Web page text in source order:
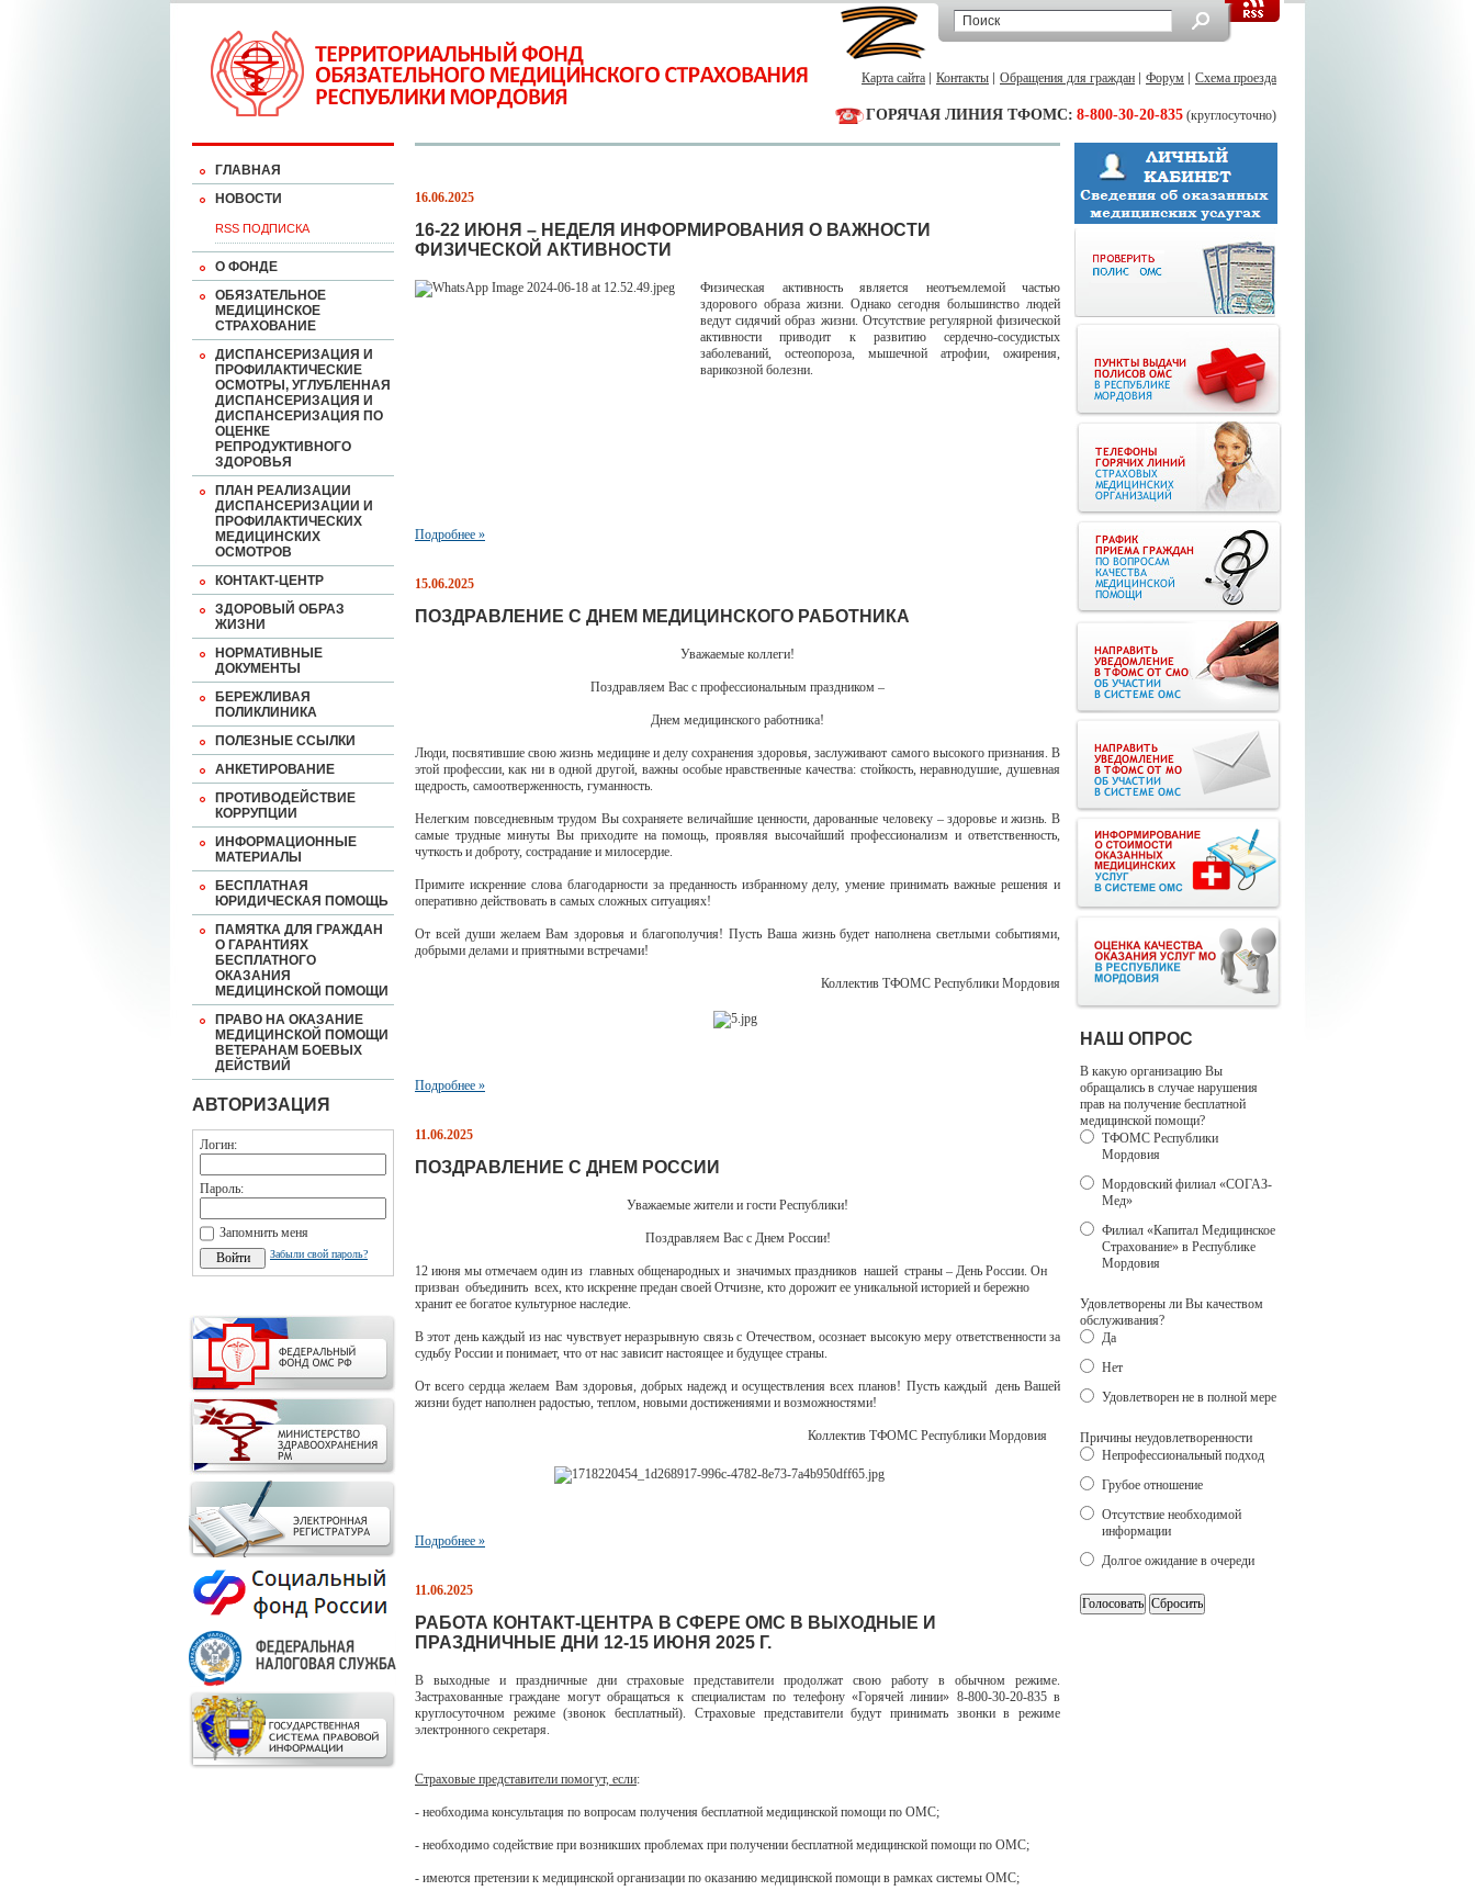
Карта сайта Контакты Обращения для граждан Форум Схема проезда
ГОРЯЧАЯ ЛИНИЯ ТФОМС: 8-800-30-20-835 (круглосуточно)
ГЛАВНАЯ
НОВОСТИ
RSS ПОДПИСКА
О ФОНДЕ
ОБЯЗАТЕЛЬНОЕ
МЕДИЦИНСКОЕ
СТРАХОВАНИЕ
ДИСПАНСЕРИЗАЦИЯ И
ПРОФИЛАКТИЧЕСКИЕ
ОСМОТРЫ, УГЛУБЛЕННАЯ
ДИСПАНСЕРИЗАЦИЯ И
ДИСПАНСЕРИЗАЦИЯ ПО
ОЦЕНКЕ
РЕПРОДУКТИВНОГО
ЗДОРОВЬЯ
ПЛАН РЕАЛИЗАЦИИ
ДИСПАНСЕРИЗАЦИИ И
ПРОФИЛАКТИЧЕСКИХ
МЕДИЦИНСКИХ
ОСМОТРОВ
КОНТАКТ-ЦЕНТР
ЗДОРОВЫЙ ОБРАЗ
ЖИЗНИ
НОРМАТИВНЫЕ
ДОКУМЕНТЫ
БЕРЕЖЛИВАЯ
ПОЛИКЛИНИКА
ПОЛЕЗНЫЕ ССЫЛКИ
АНКЕТИРОВАНИЕ
ПРОТИВОДЕЙСТВИЕ
КОРРУПЦИИ
ИНФОРМАЦИОННЫЕ
МАТЕРИАЛЫ
БЕСПЛАТНАЯ
ЮРИДИЧЕСКАЯ ПОМОЩЬ
ПАМЯТКА ДЛЯ ГРАЖДАН
О ГАРАНТИЯХ
БЕСПЛАТНОГО
ОКАЗАНИЯ
МЕДИЦИНСКОЙ ПОМОЩИ
ПРАВО НА ОКАЗАНИЕ
МЕДИЦИНСКОЙ ПОМОЩИ
ВЕТЕРАНАМ БОЕВЫХ
ДЕЙСТВИЙ
АВТОРИЗАЦИЯ
Логин:
Пароль:
Запомнить меня
Забыли свой пароль?
16.06.2025
16-22 ИЮНЯ – НЕДЕЛЯ ИНФОРМИРОВАНИЯ О ВАЖНОСТИ
ФИЗИЧЕСКОЙ АКТИВНОСТИ
Физическая активность является неотъемлемой частью
здорового образа жизни. Однако сегодня большинство людей
ведут сидячий образ жизни. Отсутствие регулярной физической
активности приводит к развитию сердечно-сосудистых
заболеваний, остеопороза, мышечной атрофии, ожирения,
варикозной болезни.
Подробнее »
15.06.2025
ПОЗДРАВЛЕНИЕ С ДНЕМ МЕДИЦИНСКОГО РАБОТНИКА
Уважаемые коллеги!
Поздравляем Вас с профессиональным праздником –
Днем медицинского работника!
Люди, посвятившие свою жизнь медицине и делу сохранения здоровья, заслуживают самого высокого признания. В
этой профессии, как ни в одной другой, важны особые нравственные качества: стойкость, неравнодушие, душевная
щедрость, самоотверженность, гуманность.
Нелегким повседневным трудом Вы сохраняете величайшие ценности, дарованные человеку – здоровье и жизнь. В
самые трудные минуты Вы приходите на помощь, проявляя высочайший профессионализм и ответственность,
чуткость и доброту, сострадание и милосердие.
Примите искренние слова благодарности за преданность избранному делу, умение принимать важные решения и
оперативно действовать в самых сложных ситуациях!
От всей души желаем Вам здоровья и благополучия! Пусть Ваша жизнь будет наполнена светлыми событиями,
добрыми делами и приятными встречами!
Коллектив ТФОМС Республики Мордовия
Подробнее »
11.06.2025
ПОЗДРАВЛЕНИЕ С ДНЕМ РОССИИ
Уважаемые жители и гости Республики!
Поздравляем Вас с Днем России!
12 июня мы отмечаем один из главных общенародных и значимых праздников нашей страны – День России. Он
призван объединить всех, кто искренне предан своей Отчизне, кто дорожит ее уникальной историей и бережно
хранит ее богатое культурное наследие.
В этот день каждый из нас чувствует неразрывную связь с Отечеством, осознает высокую меру ответственности за
судьбу России и понимает, что от нас зависит настоящее и будущее страны.
От всего сердца желаем Вам здоровья, добрых надежд и осуществления всех планов! Пусть каждый день Вашей
жизни будет наполнен радостью, теплом, новыми достижениями и возможностями!
Коллектив ТФОМС Республики Мордовия
Подробнее »
11.06.2025
РАБОТА КОНТАКТ-ЦЕНТРА В СФЕРЕ ОМС В ВЫХОДНЫЕ И
ПРАЗДНИЧНЫЕ ДНИ 12-15 ИЮНЯ 2025 Г.
В выходные и праздничные дни страховые представители продолжат свою работу в обычном режиме.
Застрахованные граждане могут обращаться к специалистам по телефону «Горячей линии» 8-800-30-20-835 в
круглосуточном режиме (звонок бесплатный). Страховые представители будут принимать звонки в режиме
электронного секретаря.
Страховые представители помогут, если:
- необходима консультация по вопросам получения бесплатной медицинской помощи по ОМС;
- необходимо содействие при возникших проблемах при получении бесплатной медицинской помощи по ОМС;
- имеются претензии к медицинской организации по оказанию медицинской помощи в рамках системы ОМС;
НАШ ОПРОС
В какую организацию Вы
обращались в случае нарушения
прав на получение бесплатной
медицинской помощи?
ТФОМС Республики
Мордовия
Мордовский филиал «СОГАЗ-
Мед»
Филиал «Капитал Медицинское
Страхование» в Республике
Мордовия
Удовлетворены ли Вы качеством
обслуживания?
Да
Нет
Удовлетворен не в полной мере
Причины неудовлетворенности
Непрофессиональный подход
Грубое отношение
Отсутствие необходимой
информации
Долгое ожидание в очереди